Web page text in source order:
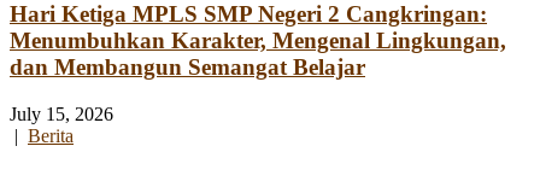
Hari Ketiga MPLS SMP Negeri 2 Cangkringan:
Menumbuhkan Karakter, Mengenal Lingkungan,
dan Membangun Semangat Belajar
July 15, 2026
| Berita